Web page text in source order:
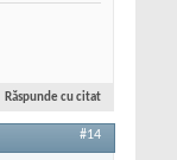
Răspunde cu citat
#14